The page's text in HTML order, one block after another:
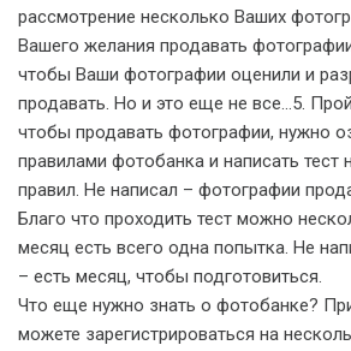
рассмотрение несколько Ваших
Вашего желания продавать
чтобы Ваши фотографии оценили и
продавать. Но и это еще не все…5.
чтобы продавать фотографии, нужно
правилами фотобанка и написать тест
правил. Не написал – фотографии
Благо что проходить тест можно
месяц есть всего одна попытка. Не
– есть месяц, чтобы подготовиться.
Что еще нужно знать о фотобанке?
можете зарегистрироваться на